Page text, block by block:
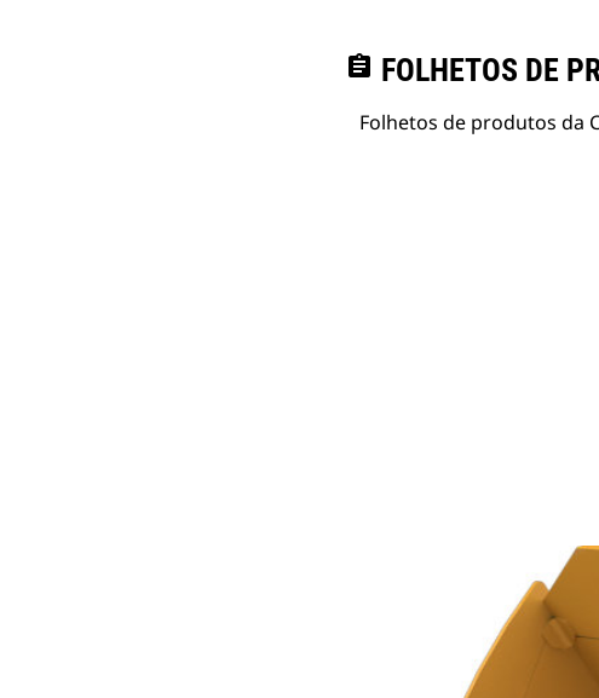
assignment FOLHETOS DE
Folhetos de produtos da